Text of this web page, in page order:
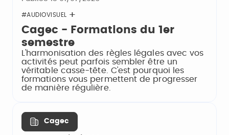
#AUDIOVISUEL
Cagec - Formations du 1er
semestre
L'harmonisation des règles légales avec vos
activités peut parfois sembler être un
véritable casse-tête. C'est pourquoi les
formations vous permettent de progresser
de manière régulière.
Cagec